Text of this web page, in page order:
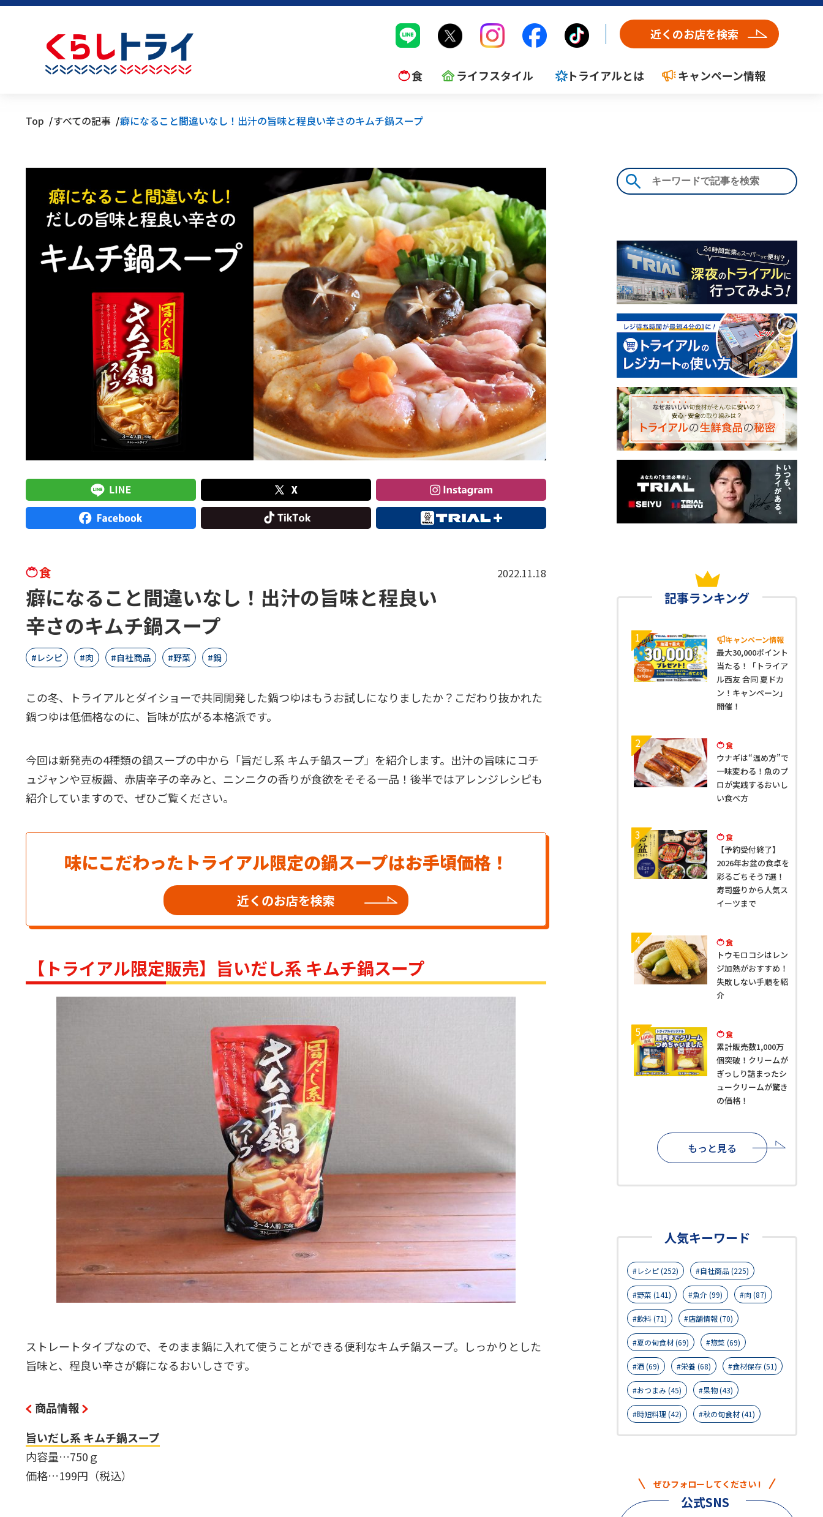
近くのお店を検索
食 ライフスタイル トライアルとは キャンペーン情報
Top すべての記事 癖になること間違いなし！出汁の旨味と程良い辛さのキムチ鍋スープ
食 2022.11.18
癖になること間違いなし！出汁の旨味と程良い
辛さのキムチ鍋スープ
レシピ 肉 自社商品 野菜 鍋
この冬、トライアルとダイショーで共同開発した鍋つゆはもうお試しになりましたか？こだわり抜かれた
鍋つゆは低価格なのに、旨味が広がる本格派です。
今回は新発売の4種類の鍋スープの中から「旨だし系 キムチ鍋スープ」を紹介します。出汁の旨味にコチ
ュジャンや豆板醤、赤唐辛子の辛みと、ニンニクの香りが食欲をそそる一品！後半ではアレンジレシピも
紹介していますので、ぜひご覧ください。
味にこだわったトライアル限定の鍋スープはお手頃価格！
近くのお店を検索
【トライアル限定販売】旨いだし系 キムチ鍋スープ
ストレートタイプなので、そのまま鍋に入れて使うことができる便利なキムチ鍋スープ。しっかりとした
旨味と、程良い辛さが癖になるおいしさです。
商品情報
旨いだし系 キムチ鍋スープ
内容量…750ｇ
価格…199円（税込）
記事ランキング
1 キャンペーン情報
最大30,000ポイント
当たる！「トライア
ル西友 合同 夏ドカ
ン！キャンペーン」
開催！
2 食
ウナギは“温め方”で
一味変わる！魚のプ
ロが実践するおいし
い食べ方
3 食
【予約受付終了】
2026年お盆の食卓を
彩るごちそう7選！
寿司盛りから人気ス
イーツまで
4 食
トウモロコシはレン
ジ加熱がおすすめ！
失敗しない手順を紹
介
5 食
累計販売数1,000万
個突破！クリームが
ぎっしり詰まったシ
ュークリームが驚き
の価格！
もっと見る
人気キーワード
レシピ (252) 自社商品 (225)
野菜 (141) 魚介 (99) 肉 (87)
飲料 (71) 店舗情報 (70)
夏の旬食材 (69) 惣菜 (69)
酒 (69) 栄養 (68) 食材保存 (51)
おつまみ (45) 果物 (43)
時短料理 (42) 秋の旬食材 (41)
ぜひフォローしてください !
公式SNS